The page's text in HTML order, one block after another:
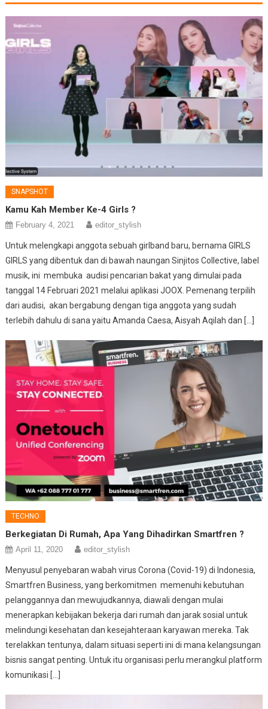
SNAPSHOT
Kamu Kah Member Ke-4 Girls ?
February 4, 2021 editor_stylish
Untuk melengkapi anggota sebuah girlband baru, bernama GIRLS
GIRLS yang dibentuk dan di bawah naungan Sinjitos Collective, label
musik, ini membuka audisi pencarian bakat yang dimulai pada
tanggal 14 Februari 2021 melalui aplikasi JOOX. Pemenang terpilih
dari audisi, akan bergabung dengan tiga anggota yang sudah
terlebih dahulu di sana yaitu Amanda Caesa, Aisyah Aqilah dan […]
TECHNO
Berkegiatan Di Rumah, Apa Yang Dihadirkan Smartfren ?
April 11, 2020 editor_stylish
Menyusul penyebaran wabah virus Corona (Covid-19) di Indonesia,
Smartfren Business, yang berkomitmen memenuhi kebutuhan
pelanggannya dan mewujudkannya, diawali dengan mulai
menerapkan kebijakan bekerja dari rumah dan jarak sosial untuk
melindungi kesehatan dan kesejahteraan karyawan mereka. Tak
terelakkan tentunya, dalam situasi seperti ini di mana kelangsungan
bisnis sangat penting. Untuk itu organisasi perlu merangkul platform
komunikasi […]